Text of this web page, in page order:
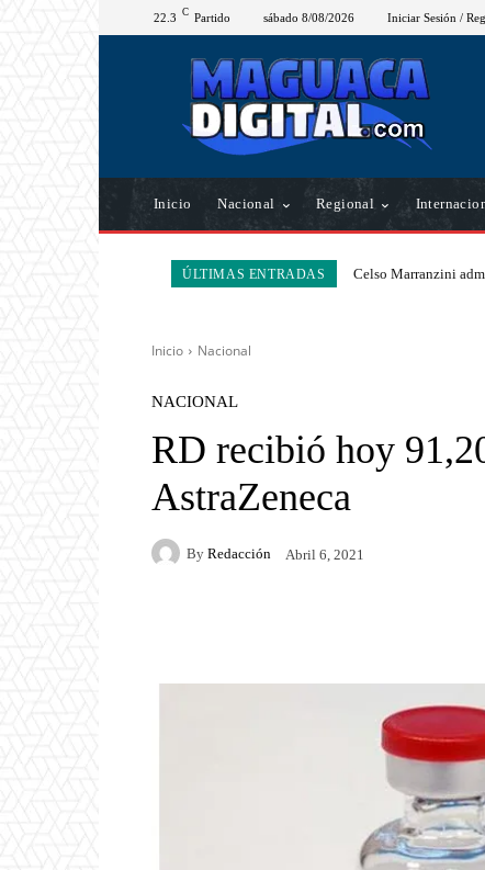
22.3 C Partido sábado 8/08/2026 Iniciar Sesión /
Inicio Nacional Regional
ÚLTIMAS ENTRADAS Celso Marranzini
Inicio Nacional
NACIONAL
RD recibió hoy
AstraZeneca
By Redacción Abril 6, 2021